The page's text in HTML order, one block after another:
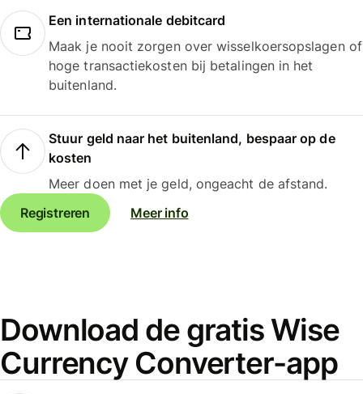
Een internationale debitcard
Maak je nooit zorgen over wisselkoersopslagen of
hoge transactiekosten bij betalingen in het
buitenland.
Stuur geld naar het buitenland, bespaar op de
kosten
Meer doen met je geld, ongeacht de afstand.
Registreren
Meer info
Download de gratis Wise
Currency Converter-app